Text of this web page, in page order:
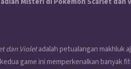
dan Violetadalah petualangan makhluk
game ini memperkenalkan banyak